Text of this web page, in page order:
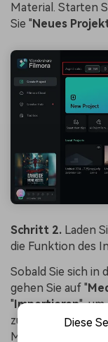
Material. Starten
Sie "Neues
Schritt 2. Laden
die Funktion des
Sobald Sie sich in
gehen Sie auf "
"Importieren",
zu importieren.
Maustaste darauf
Diese